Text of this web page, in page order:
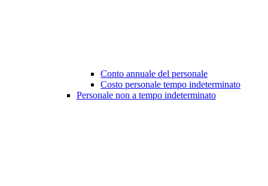
Conto annuale del personale
Costo personale tempo indeterminato
Personale non a tempo indeterminato